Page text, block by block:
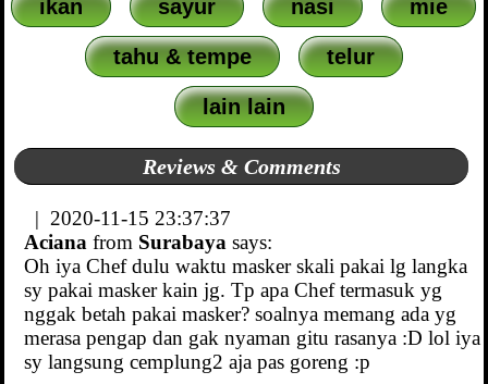
ikan sayur nasi mie
tahu & tempe telur
lain lain
Reviews & Comments
| 2020-11-15 23:37:37
Aciana from Surabaya says:
Oh iya Chef dulu waktu masker skali pakai lg langka
sy pakai masker kain jg. Tp apa Chef termasuk yg
nggak betah pakai masker? soalnya memang ada yg
merasa pengap dan gak nyaman gitu rasanya :D lol iya
sy langsung cemplung2 aja pas goreng :p